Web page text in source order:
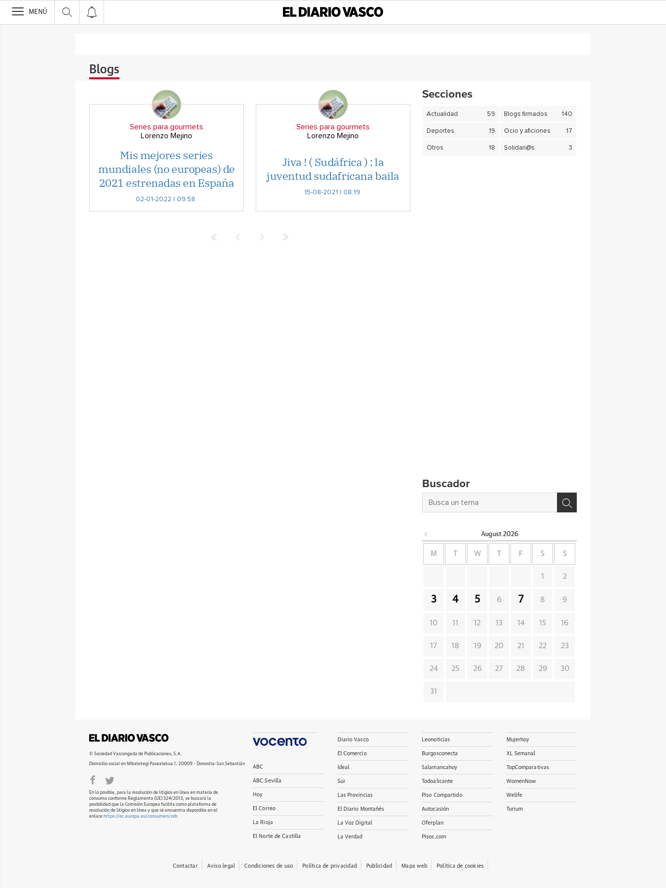
>
MENÚ
Blogs
Series para gourmets
Lorenzo Mejino
Mis mejores series
mundiales (no europeas) de
2021 estrenadas en España
02-01-2022 | 09:58
Series para gourmets
Lorenzo Mejino
Jiva ! ( Sudáfrica ) : la
juventud sudafricana baila
15-08-2021 | 08:19
Secciones
Actualidad 59 Blogs firmados 140
Deportes 19 Ocio y aficiones 17
Otros 18 Solidari@s 3
Buscador
August 2026
M W F S S
1 2
3 4 5 6 7 8 9
10 11 12 13 14 15 16
17 18 19 20 21 22 23
24 25 26 27 28 29 30
31
© Sociedad Vascongada de Publicaciones, S.A.
Domicilio social en Mikeletegi Pasealekua 1. 20009 - Donostia-San Sebastián
En lo posible, para la resolución de litigios en línea en materia de
consumo conforme Reglamento (UE) 524/2013, se buscará la
posibilidad que la Comisión Europea facilita como plataforma de
resolución de litigios en línea y que se encuentra disponible en el
enlace https://ec.europa.eu/consumers/odr.
ABC
ABC Sevilla
Hoy
El Correo
La Rioja
El Norte de Castilla
Diario Vasco
El Comercio
Ideal
Sur
Las Provincias
El Diario Montañés
La Voz Digital
La Verdad
Leonoticias
Burgosconecta
Salamancahoy
Todoalicante
Piso Compartido
Autocasión
Oferplan
Pisos.com
Mujerhoy
XL Semanal
TopComparativas
WomenNow
Welife
Turium
Contactar Aviso legal Condiciones de uso Política de privacidad Publicidad Mapa web Política de cookies